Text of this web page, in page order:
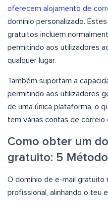
oferecem alojamento de
domínio personalizado.
gratuitos incluem
permitindo aos utilizadores
qualquer lugar.
Também suportam a
permitindo aos utilizadores
de uma única plataforma, o
tem várias contas de correio
Como obter um
gratuito: 5
O domínio de e-mail gratuito
profissional, alinhando o teu